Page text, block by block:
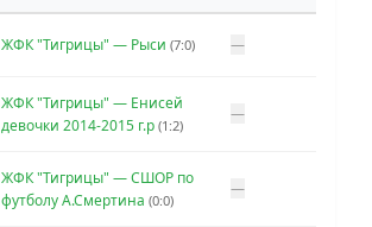
ЖФК "Тигрицы" — Рыси (7:0) —
ЖФК "Тигрицы" — Енисей
девочки 2014-2015 г.р (1:2)
—
ЖФК "Тигрицы" — СШОР по
футболу А.Смертина (0:0)
—